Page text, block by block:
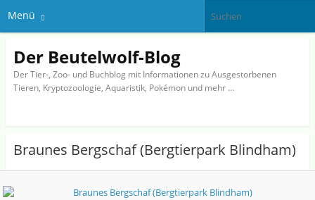
Menü
Der Beutelwolf-Blog
Der Tier-, Zoo- und Buchblog mit Informationen zu Ausgestorbenen
Tieren, Kryptozoologie, Aquaristik, Pokémon und mehr …
Braunes Bergschaf (Bergtierpark Blindham)